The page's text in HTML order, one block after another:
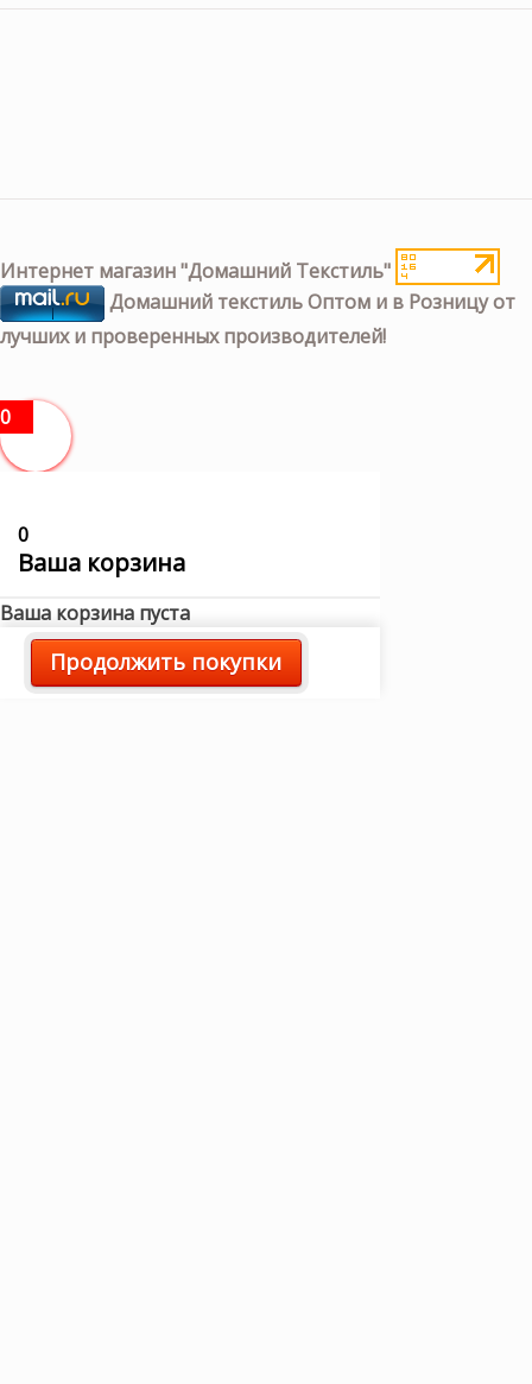
Интернет магазин "Домашний Текстиль"
Домашний текстиль Оптом и в Розницу от
лучших и проверенных производителей!
0
0
Ваша корзина
Ваша корзина пуста
Продолжить покупки